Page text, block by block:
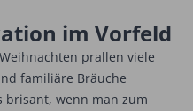
im Vorfeld
prallen viele
familiäre Bräuche
brisant, wenn man zum